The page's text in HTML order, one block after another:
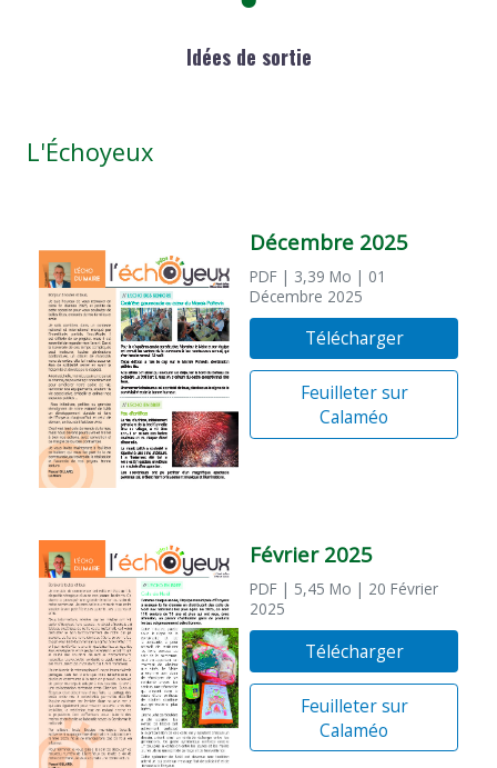
Idées de sortie
L'Échoyeux
Décembre 2025
PDF | 3,39 Mo | 01
Décembre 2025
Télécharger
Feuilleter sur
Calaméo
Février 2025
PDF | 5,45 Mo | 20 Février
2025
Télécharger
Feuilleter sur
Calaméo